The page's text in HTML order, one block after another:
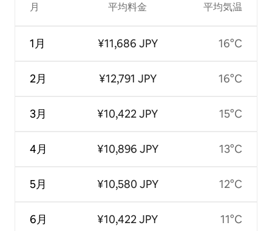
月
1月
2月
3月
4月
5月
6月
平均料金
¥11,686 JPY
¥12,791 JPY
¥10,422 JPY
¥10,896 JPY
¥10,580 JPY
¥10,422 JPY
平均気温
16°C
16°C
15°C
13°C
12°C
11°C